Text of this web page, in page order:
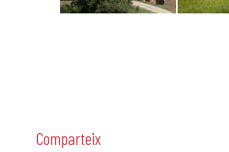
Comparteix